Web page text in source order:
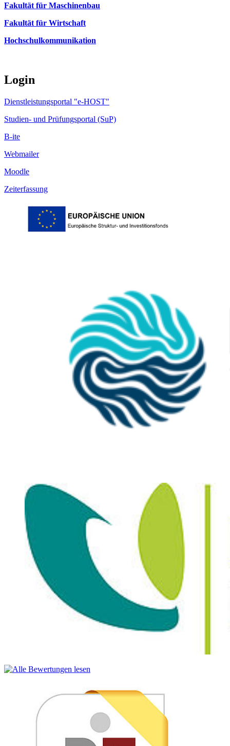
Fakultät für Maschinenbau
Fakultät für Wirtschaft
Hochschulkommunikation
Login
Dienstleistungsportal "e-HOST"
Studien- und Prüfungsportal (SuP)
B-ite
Webmailer
Moodle
Zeiterfassung